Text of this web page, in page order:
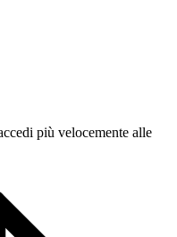
più velocemente alle